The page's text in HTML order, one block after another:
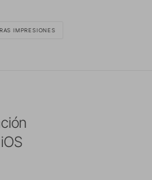
IMPRESIONES